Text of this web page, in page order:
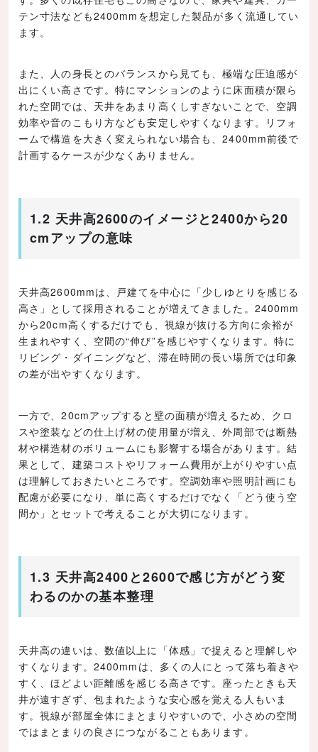
テン寸法なども2400mmを想定した製品が多く流通してい
ます。
また、人の身長とのバランスから見ても、極端な圧迫感が
出にくい高さです。特にマンションのように床面積が限ら
れた空間では、天井をあまり高くしすぎないことで、空調
効率や音のこもり方なども安定しやすくなります。リフォ
ームで構造を大きく変えられない場合も、2400mm前後で
計画するケースが少なくありません。
1.2 天井高2600のイメージと2400から20
cmアップの意味
天井高2600mmは、戸建てを中心に「少しゆとりを感じる
高さ」として採用されることが増えてきました。2400mm
から20cm高くするだけでも、視線が抜ける方向に余裕が
生まれやすく、空間の“伸び”を感じやすくなります。特に
リビング・ダイニングなど、滞在時間の長い場所では印象
の差が出やすくなります。
一方で、20cmアップすると壁の面積が増えるため、クロ
スや塗装などの仕上げ材の使用量が増え、外周部では断熱
材や構造材のボリュームにも影響する場合があります。結
果として、建築コストやリフォーム費用が上がりやすい点
は理解しておきたいところです。空調効率や照明計画にも
配慮が必要になり、単に高くするだけでなく「どう使う空
間か」とセットで考えることが大切になります。
1.3 天井高2400と2600で感じ方がどう変
わるのかの基本整理
天井高の違いは、数値以上に「体感」で捉えると理解しや
すくなります。2400mmは、多くの人にとって落ち着きや
すく、ほどよい距離感を感じる高さです。座ったときも天
井が遠すぎず、包まれたような安心感を覚える人もいま
す。視線が部屋全体にまとまりやすいので、小さめの空間
ではまとまりの良さにつながることもあります。